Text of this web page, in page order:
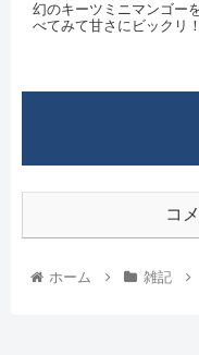
幻のキーツミニマンゴー
べてみて甘さにビックリ
コ
ホーム 雑記